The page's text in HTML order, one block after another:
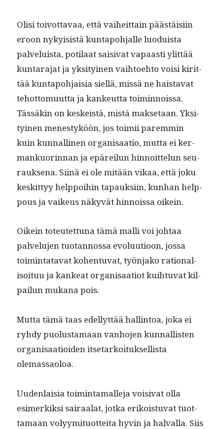
Olisi toiv­ot­tavaa, että vai­heit­tain päästäisi­in
eroon nyky­i­sistä kun­tapo­h­jalle luo­duista
palveluista, poti­laat saisi­vat vapaasti ylit­tää
kun­tara­jat ja yksi­tyi­nen vai­h­toe­hto voisi kirit­
tää kun­tapo­h­jaisia siel­lä, mis­sä ne hais­ta­vat
tehot­to­muut­ta ja kankeut­ta toimin­nois­sa.
Tässäkin on keskeistä, mis­tä mak­se­taan. Yksi­
tyi­nen men­estyköön, jos toimii parem­min
kuin kun­nalli­nen organ­isaa­tio, mut­ta ei ker­
mankuorin­nan ja epäreilun hin­noit­telun seu­
rauk­se­na. Siinä ei ole mitään vikaa, että joku
keskit­tyy help­poi­hin tapauk­si­in, kun­han help­
pous ja vaikeus näkyvät hin­nois­sa oikein.
Oikein toteutet­tuna tämä malli voi johtaa
palvelu­jen tuotan­nos­sa evoluu­tioon, jos­sa
toim­intata­vat kohen­tu­vat, työn­jako ratio­nal­
isoituu ja kankeat organ­isaa­tiot kui­h­tu­vat kil­
pailun mukana pois.
Mut­ta tämä taas edel­lyt­tää hallintoa, joka ei
ryhdy puo­lus­ta­maan van­ho­jen kun­nal­lis­ten
organ­isaa­tioiden itse­tarkoituk­sel­lista
olemassaoloa.
Uuden­laisia toim­inta­malle­ja voisi­vat olla
esimerkik­si sairaalat, jot­ka erikois­tu­vat tuot­
ta­maan volyymi­tuot­tei­ta hyvin ja hal­val­la. Siis